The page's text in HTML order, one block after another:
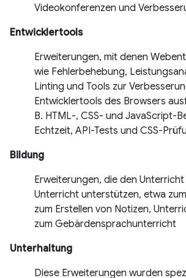
Videokonferenzen und
Entwicklertools
Erweiterungen, mit denen
wie Fehlerbehebung,
Linting und Tools zur
Entwicklertools des Browsers
B. HTML-, CSS- und JavaScript-
Echtzeit, API-Tests und CSS-
Bildung
Erweiterungen, die den
Unterricht unterstützen, etwa
zum Erstellen von Notizen,
zum Gebärdensprachunterricht
Unterhaltung
Diese Erweiterungen wurden